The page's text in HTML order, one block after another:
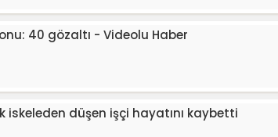
40 gözaltı - Videolu Haber
iskeleden düşen işçi hayatını kaybetti